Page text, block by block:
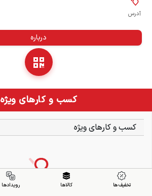
آدرس
درباره
کسب و کارهای ویژه
کسب و کارهای ویژه
تخفیف ها کالاها رویدادها